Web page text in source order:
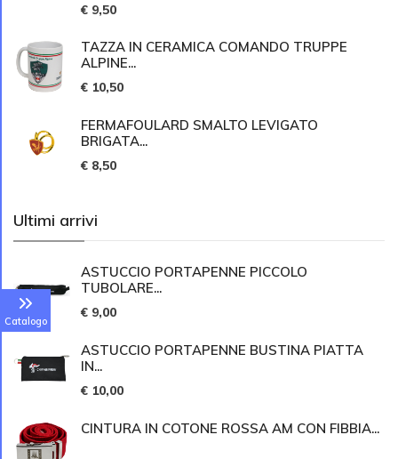
Catalogo
€ 9,50
TAZZA IN CERAMICA COMANDO TRUPPE
ALPINE...
€ 10,50
FERMAFOULARD SMALTO LEVIGATO
BRIGATA...
€ 8,50
Ultimi arrivi
ASTUCCIO PORTAPENNE PICCOLO
TUBOLARE...
€ 9,00
ASTUCCIO PORTAPENNE BUSTINA PIATTA
IN...
€ 10,00
CINTURA IN COTONE ROSSA AM CON FIBBIA...